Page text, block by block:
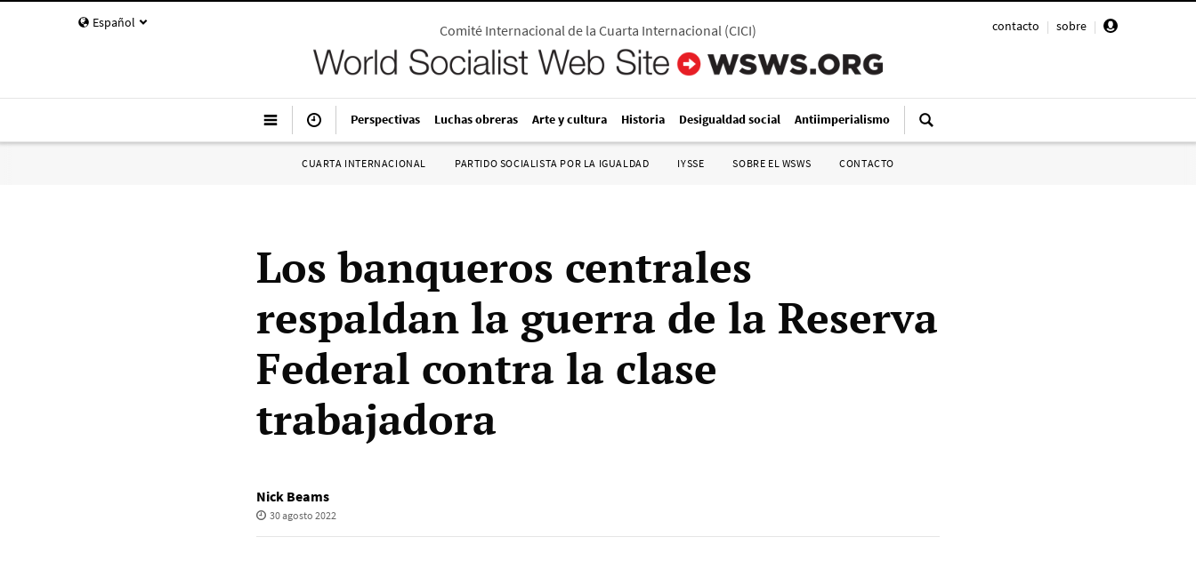
Español contacto | sobre |
Comité Internacional de la Cuarta Internacional (CICI)
Perspectivas Luchas obreras Arte y cultura Historia Desigualdad social Antiimperialismo
CUARTA INTERNACIONAL PARTIDO SOCIALISTA POR LA IGUALDAD IYSSE SOBRE EL WSWS CONTACTO
Los banqueros centrales
respaldan la guerra de la Reserva
Federal contra la clase
trabajadora
Nick Beams
30 agosto 2022